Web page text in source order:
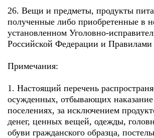
26. Вещи и предметы, продукты
полученные либо приобретенные в
установленном Уголовно-
Российской Федерации и Правилами
Примечания:
1. Настоящий перечень
осужденных, отбывающих
поселениях, за исключением
денег, ценных вещей, одежды,
обуви гражданского образца,